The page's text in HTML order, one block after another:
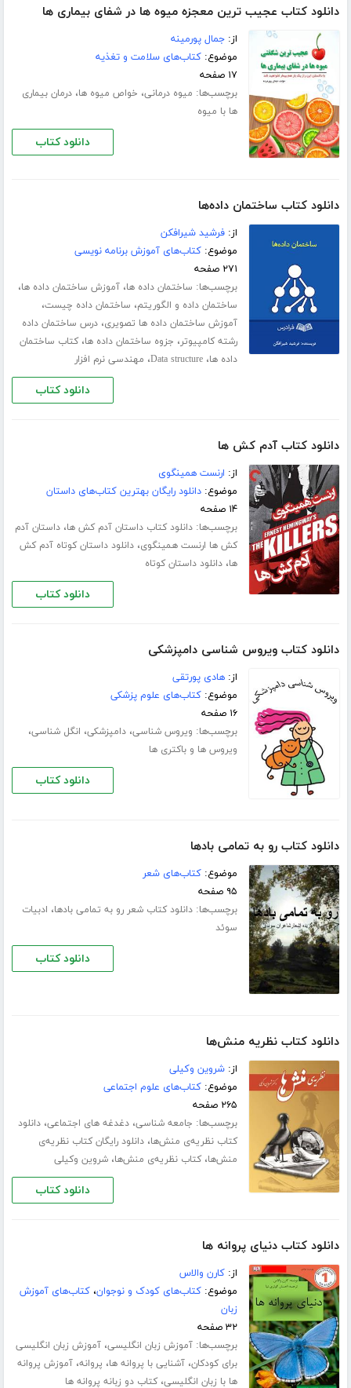
دانلود کتاب عجیب ترین معجزه میوه ها در شفای بیماری ها
از:جمال پورمینه
موضوع:کتاب‌های سلامت و تغذیه
۱۷ صفحه
برچسب‌ها: میوه درمانی، خواص میوه ها،درمان بیماری
ها با میوه
دانلود کتاب
دانلود کتاب ساختمان داده‌ها
از:فرشید شیرافکن
موضوع:کتاب‌های آموزش برنامه نویسی
۲۷۱ صفحه
برچسب‌ها: ساختمان داده ها،آموزش ساختمان داده ها،
ساختمان داده و الگوریتم، ساختمان داده چیست،
آموزش ساختمان داده ها تصویری،درس ساختمان داده
رشته کامپیوتر، جزوه ساختمان داده ها،کتاب ساختمان
داده ها،Data structure، مهندسی نرم افزار
دانلود کتاب
دانلود کتاب آدم کش ها
از: ارنست همینگوی
موضوع:دانلود رایگان بهترین کتاب‌های داستان
۱۴ صفحه
برچسب‌ها:دانلود کتاب داستان آدم کش ها،داستان آدم
کش ها ارنست همینگوی،دانلود داستان کوتاه آدم کش
ها،دانلود داستان کوتاه
دانلود کتاب
دانلود کتاب ویروس شناسی دامپزشکی
از:هادی پورتقی
موضوع:کتاب‌های علوم پزشکی
۱۶ صفحه
برچسب‌ها: ویروس شناسی،دامپزشکی، انگل شناسی،
ویروس ها و باکتری ها
دانلود کتاب
دانلود کتاب رو به تمامی باد‌ها
موضوع:کتاب‌های شعر
۹۵ صفحه
برچسب‌ها:دانلود کتاب شعر رو به تمامی باد‌ها، ادبیات
سوئد
دانلود کتاب
دانلود کتاب نظریه‌ منش‌ها
از:شروین وکیلی
موضوع:کتاب‌های علوم اجتماعی
۲۶۵ صفحه
برچسب‌ها: جامعه شناسی،دغدغه های اجتماعی،دانلود
کتاب نظریه‌ی منش‌ها،دانلود رایگان کتاب نظریه‌ی
منش‌ها،کتاب نظریه‌ی منش‌ها،شروین وکیلی
دانلود کتاب
دانلود کتاب دنیای پروانه ها
از:کارن والاس
موضوع:کتاب‌های کودک و نوجوان،کتاب‌های آموزش
زبان
۳۲ صفحه
برچسب‌ها:آموزش زبان انگلیسی،آموزش زبان انگلیسی
برای کودکان،آشنایی با پروانه ها، پروانه،آموزش پروانه
ها با زبان انگلیسی،کتاب دو زبانه پروانه ها